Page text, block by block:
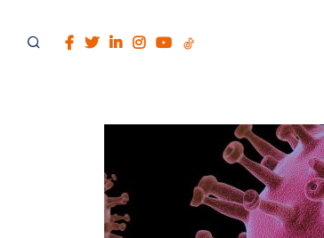
VIVRE SOISY AVEC DAVID CORCEIRO
ÉLU À SOISY-SOUS-MONTMORENCY